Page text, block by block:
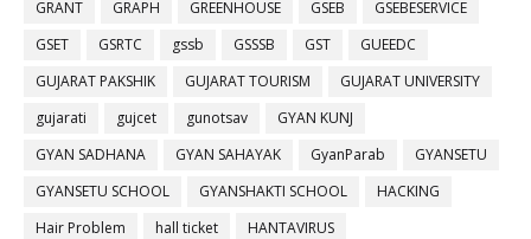
GRANT
GRAPH GREENHOUSE GSEB
GSEBESERVICE
GSET
GSRTC gssb GSSSB GST
GUEEDC
GUJARAT PAKSHIK
GUJARAT TOURISM
GUJARAT UNIVERSITY
gujarati
gujcet gunotsav
GYAN KUNJ
GYAN SADHANA
GYAN SAHAYAK GyanParab
GYANSETU
GYANSETU SCHOOL
GYANSHAKTI SCHOOL
HACKING
Hair Problem
hall ticket
HANTAVIRUS